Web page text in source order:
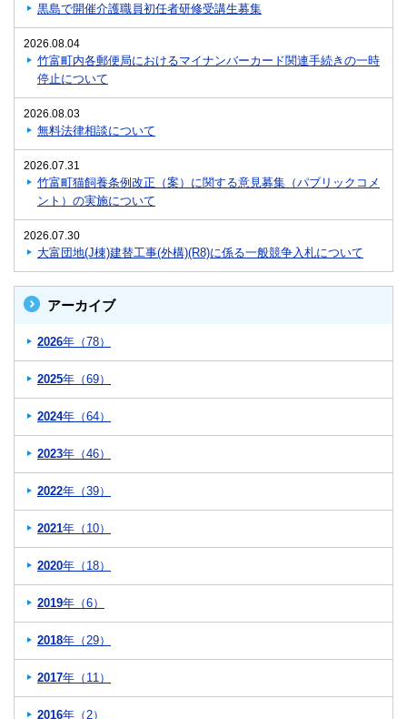
黒島で開催介護職員初任者研修受講生募集
2026.08.04
竹富町内各郵便局におけるマイナンバーカード関連手続きの一時
停止について
2026.08.03
無料法律相談について
2026.07.31
竹富町猫飼養条例改正（案）に関する意見募集（パブリックコメ
ント）の実施について
2026.07.30
大富団地(J棟)建替工事(外構)(R8)に係る一般競争入札について
アーカイブ
2026年（78）
2025年（69）
2024年（64）
2023年（46）
2022年（39）
2021年（10）
2020年（18）
2019年（6）
2018年（29）
2017年（11）
2016年（2）